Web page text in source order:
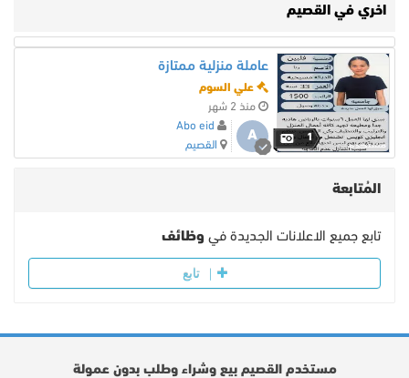
اخري في القصيم
1
عاملة منزلية ممتازة
علي السوم
منذ 2 شهر
A
Abo eid
القصيم
المُتابعة
تابع جميع الاعلانات الجديدة في وظائف
تابع
مستخدم القصيم بيع وشراء وطلب بدون عمولة